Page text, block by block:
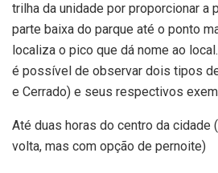
trilha da unidade por proporcionar a
parte baixa do parque até o ponto
localiza o pico que dá nome ao
é possível de observar dois tipos
e Cerrado) e seus respectivos
Até duas horas do centro da cidade
volta, mas com opção de pernoite)